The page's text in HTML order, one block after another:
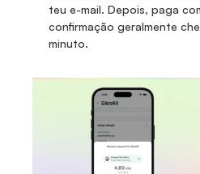
teu e-mail. Depois, paga
confirmação geralmente
minuto.